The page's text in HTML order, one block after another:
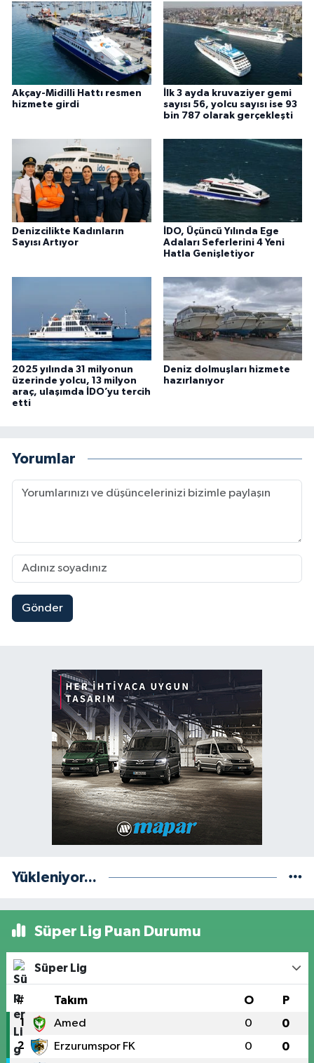
Akçay-Midilli Hattı resmen
hizmete girdi
İlk 3 ayda kruvaziyer gemi
sayısı 56, yolcu sayısı ise 93
bin 787 olarak gerçekleşti
Denizcilikte Kadınların
Sayısı Artıyor
İDO, Üçüncü Yılında Ege
Adaları Seferlerini 4 Yeni
Hatla Genişletiyor
2025 yılında 31 milyonun
üzerinde yolcu, 13 milyon
araç, ulaşımda İDO’yu tercih
etti
Deniz dolmuşları hizmete
hazırlanıyor
Yorumlar
Gönder
Yükleniyor...
Süper Lig Puan Durumu
Süper Lig
# Takım O P
1 Amed 0 0
2 Erzurumspor FK 0 0